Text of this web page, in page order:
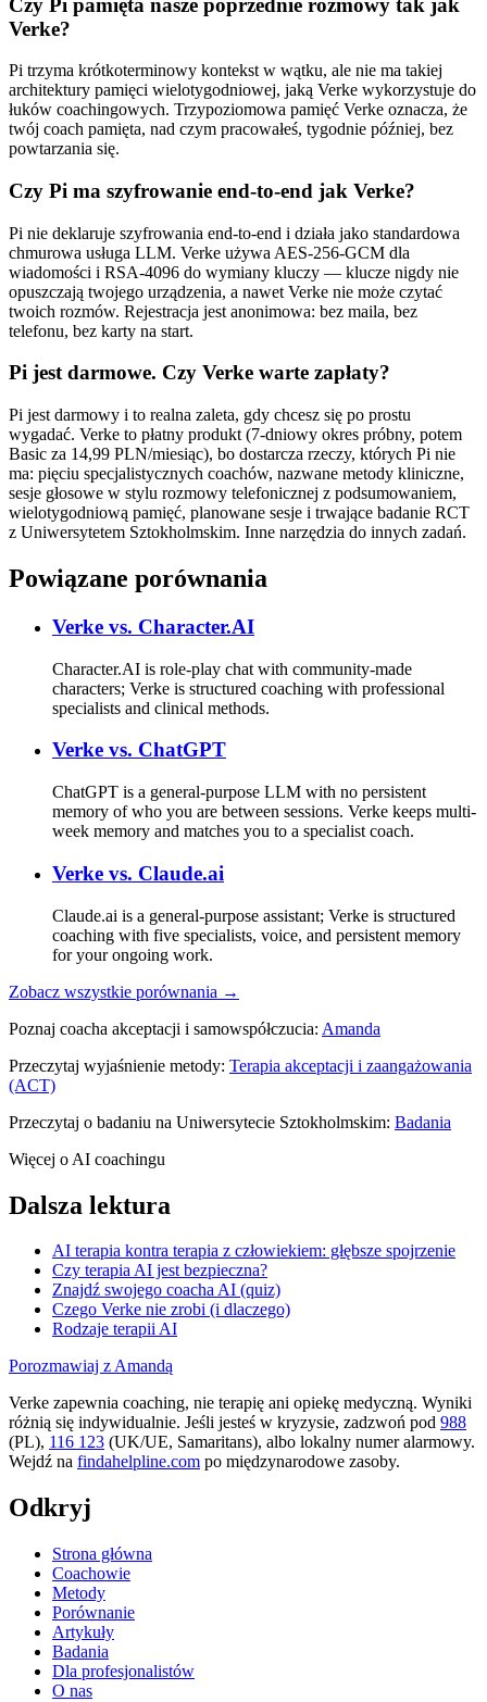
Verke?
Pi trzyma krótkoterminowy kontekst w wątku, ale nie ma takiej
architektury pamięci wielotygodniowej, jaką Verke wykorzystuje do
łuków coachingowych. Trzypoziomowa pamięć Verke oznacza, że
twój coach pamięta, nad czym pracowałeś, tygodnie później, bez
powtarzania się.
Czy Pi ma szyfrowanie end-to-end jak Verke?
Pi nie deklaruje szyfrowania end-to-end i działa jako standardowa
chmurowa usługa LLM. Verke używa AES-256-GCM dla
wiadomości i RSA-4096 do wymiany kluczy — klucze nigdy nie
opuszczają twojego urządzenia, a nawet Verke nie może czytać
twoich rozmów. Rejestracja jest anonimowa: bez maila, bez
telefonu, bez karty na start.
Pi jest darmowe. Czy Verke warte zapłaty?
Pi jest darmowy i to realna zaleta, gdy chcesz się po prostu
wygadać. Verke to płatny produkt (7-dniowy okres próbny, potem
Basic za 14,99 PLN/miesiąc), bo dostarcza rzeczy, których Pi nie
ma: pięciu specjalistycznych coachów, nazwane metody kliniczne,
sesje głosowe w stylu rozmowy telefonicznej z podsumowaniem,
wielotygodniową pamięć, planowane sesje i trwające badanie RCT
z Uniwersytetem Sztokholmskim. Inne narzędzia do innych zadań.
Powiązane porównania
Verke vs. Character.AI
Character.AI is role-play chat with community-made
characters; Verke is structured coaching with professional
specialists and clinical methods.
Verke vs. ChatGPT
ChatGPT is a general-purpose LLM with no persistent
memory of who you are between sessions. Verke keeps multi-
week memory and matches you to a specialist coach.
Verke vs. Claude.ai
Claude.ai is a general-purpose assistant; Verke is structured
coaching with five specialists, voice, and persistent memory
for your ongoing work.
Zobacz wszystkie porównania →
Poznaj coacha akceptacji i samowspółczucia: Amanda
Przeczytaj wyjaśnienie metody: Terapia akceptacji i zaangażowania
(ACT)
Przeczytaj o badaniu na Uniwersytecie Sztokholmskim: Badania
Więcej o AI coachingu
Dalsza lektura
AI terapia kontra terapia z człowiekiem: głębsze spojrzenie
Czy terapia AI jest bezpieczna?
Znajdź swojego coacha AI (quiz)
Czego Verke nie zrobi (i dlaczego)
Rodzaje terapii AI
Porozmawiaj z Amandą
Verke zapewnia coaching, nie terapię ani opiekę medyczną. Wyniki
różnią się indywidualnie. Jeśli jesteś w kryzysie, zadzwoń pod 988
(PL), 116 123 (UK/UE, Samaritans), albo lokalny numer alarmowy.
Wejdź na findahelpline.com po międzynarodowe zasoby.
Odkryj
Strona główna
Coachowie
Metody
Porównanie
Artykuły
Badania
Dla profesjonalistów
O nas